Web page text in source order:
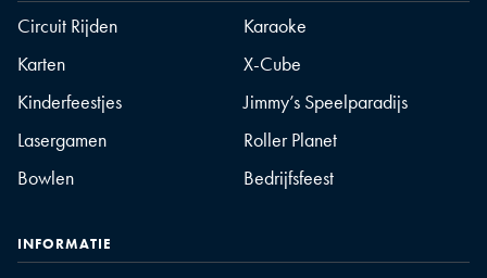
Circuit Rijden
Karaoke
Karten
X-Cube
Kinderfeestjes
Jimmy’s Speelparadijs
Lasergamen
Roller Planet
Bowlen
Bedrijfsfeest
INFORMATIE